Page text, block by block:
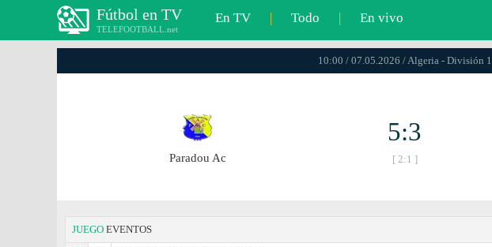
Fútbol en TV
TELEFOOTBALL.net
En TV | Todo | En vivo
10:00 / 07.05.2026 / Algeria - División 1
Paradou Ac
5:3
[ 2:1 ]
JUEGO EVENTOS